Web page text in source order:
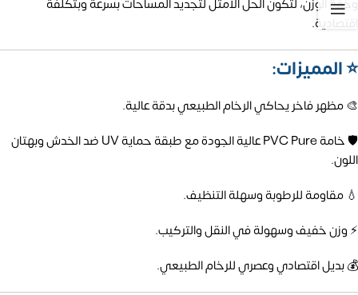
وخفة الوزن، لتكون الحل الأمثل لتجديد المساحات بسرعة وبتكلفة
اقتصادية.
⭐ المميزات:
🎨 مظهر فاخر يحاكي الرخام الطبيعي بدقة عالية.
🛡️ خامة PVC Pure عالية الجودة مع طبقة حماية UV ضد الخدش وبهتان
اللون.
💧 مقاومة للرطوبة وسهلة التنظيف.
⚡ وزن خفيف وسهولة في النقل والتركيب.
💰 بديل اقتصادي وعصري للرخام الطبيعي.